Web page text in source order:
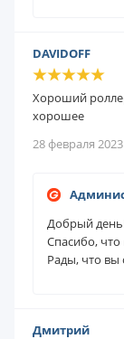
DAVIDOFF
Хороший
хорошее
28 февраля
Добрый
Спасибо,
Рады, что вы
Дмитрий